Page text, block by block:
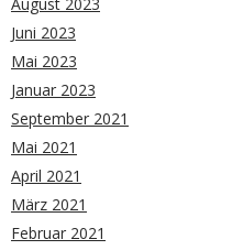
August 2023
Juni 2023
Mai 2023
Januar 2023
September 2021
Mai 2021
April 2021
März 2021
Februar 2021